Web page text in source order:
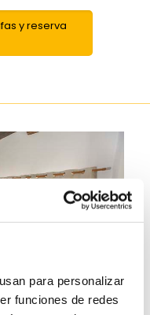
para personalizar
funciones de redes
y reserva